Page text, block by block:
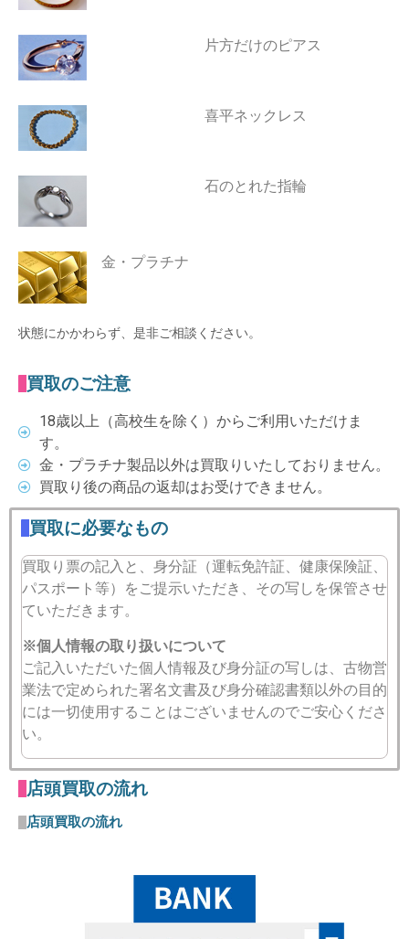
片方だけのピアス
喜平ネックレス
石のとれた指輪
金・プラチナ
状態にかかわらず、是非ご相談ください。
買取のご注意
18歳以上（高校生を除く）からご利用いただけま
す。
金・プラチナ製品以外は買取りいたしておりません。
買取り後の商品の返却はお受けできません。
買取に必要なもの
買取り票の記入と、身分証（運転免許証、健康保険証、
パスポート等）をご提示いただき、その写しを保管させ
ていただきます。
※個人情報の取り扱いについて
ご記入いただいた個人情報及び身分証の写しは、古物営
業法で定められた署名文書及び身分確認書類以外の目的
には一切使用することはございませんのでご安心くださ
い。
店頭買取の流れ
店頭買取の流れ